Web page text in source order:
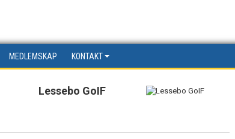
MEDLEMSKAP KONTAKT
Lessebo GoIF